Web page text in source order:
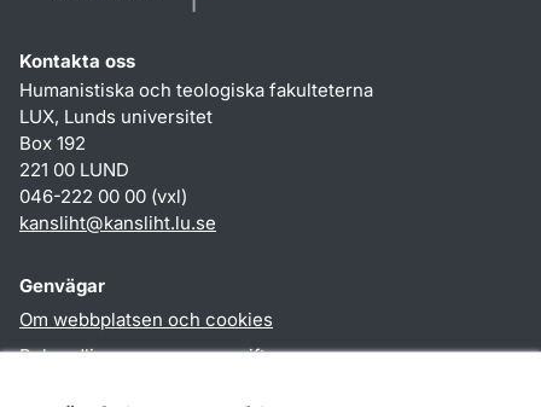
Kontakta oss
Humanistiska och teologiska fakulteterna
LUX, Lunds universitet
Box 192
221 00 LUND
046-222 00 00 (vxl)
kansliht@kansliht.lu.se
Genvägar
Om webbplatsen och cookies
Behandling av personuppgifter